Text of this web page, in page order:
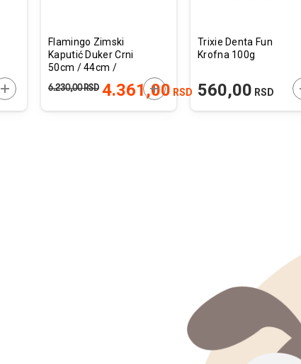
DODAJTE U KORPU
Flamingo Zimski
Kaputić Duker Crni
50cm / 44cm /
4.361,00 RSD
6.230,00RSD DODAJTE U KORPU
Trixie Denta Fun
Krofna 100g
560,00 RSD